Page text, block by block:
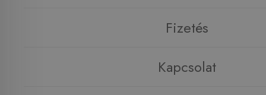
Fizetés
Kapcsolat